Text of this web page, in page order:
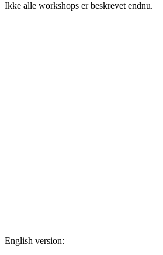
Ikke alle workshops er beskrevet endnu.
English version: